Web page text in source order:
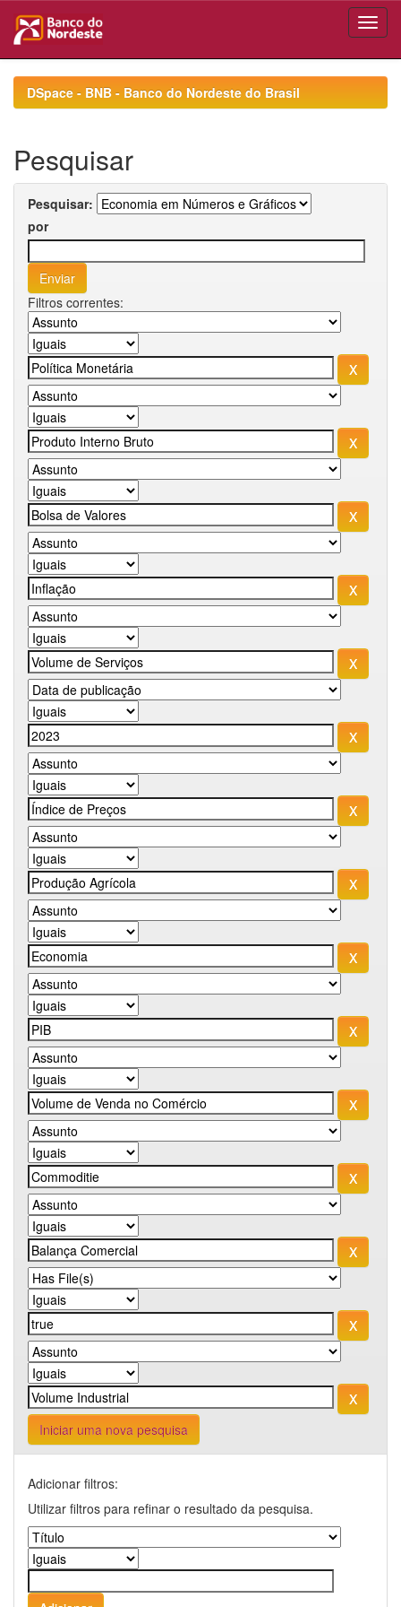
navigationDSpace - BNB - Banco do Nordeste do Brasil
Pesquisar
Pesquisar:
por
Filtros correntes:
Iniciar uma nova pesquisa
Adicionar filtros:
Utilizar filtros para refinar o resultado da pesquisa.